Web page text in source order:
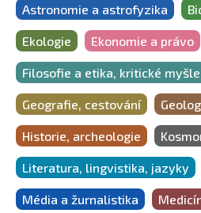
Astronomie a astrofyzika
Ekologie Ekonomie a právo
Filosofie a etika, kritické
Geografie, cestování
Historie, archeologie
Literatura, lingvistika, jazyky
Média a žurnalistika